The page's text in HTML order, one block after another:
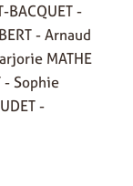
BACQUET -
- Arnaud
MATHE
- Sophie
-